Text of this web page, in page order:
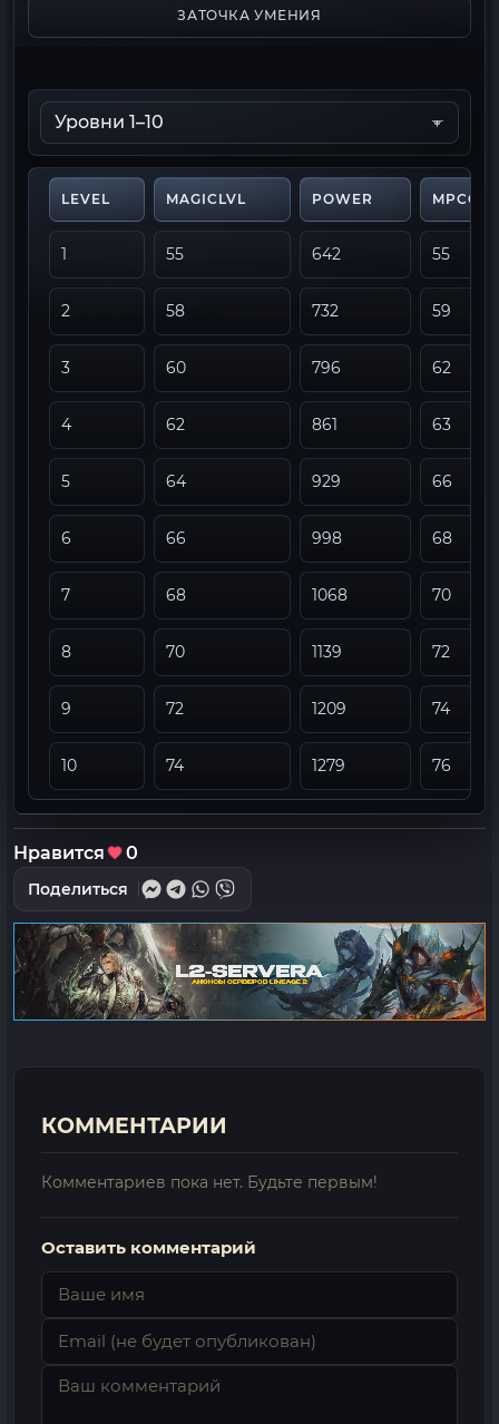
ЗАТОЧКА УМЕНИЯ
LEVEL MAGICLVL POWER
1 55 642 55
2 58 732 59
3 60 796 62
4 62 861 63
5 64 929 66
6 66 998 68
7 68 1068 70
8 70 1139 72
9 72 1209 74
10 74 1279 76
Нравится 0
Поделиться
КОММЕНТАРИИ
Комментариев пока нет. Будьте первым!
Оставить комментарий